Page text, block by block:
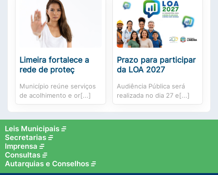
Limeira fortalece a
rede de proteç
Município reúne serviços
de acolhimento e or[...]
Prazo para participar
da LOA 2027
Audiência Pública será
realizada no dia 27 e[...]
Leis Municipais
Secretarias
Imprensa
Consultas
Autarquias e Conselhos